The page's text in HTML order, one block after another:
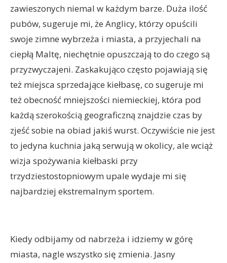
zawieszonych niemal w każdym barze. Duża ilość
pubów, sugeruje mi, że Anglicy, którzy opuścili
swoje zimne wybrzeża i miasta, a przyjechali na
ciepłą Maltę, niechętnie opuszczają to do czego są
przyzwyczajeni. Zaskakująco często pojawiają się
też miejsca sprzedające kiełbasę, co sugeruje mi
też obecność mniejszości niemieckiej, która pod
każdą szerokością geograficzną znajdzie czas by
zjeść sobie na obiad jakiś wurst. Oczywiście nie jest
to jedyna kuchnia jaką serwują w okolicy, ale wciąż
wizja spożywania kiełbaski przy
trzydziestostopniowym upale wydaje mi się
najbardziej ekstremalnym sportem.
Kiedy odbijamy od nabrzeża i idziemy w górę
miasta, nagle wszystko się zmienia. Jasny